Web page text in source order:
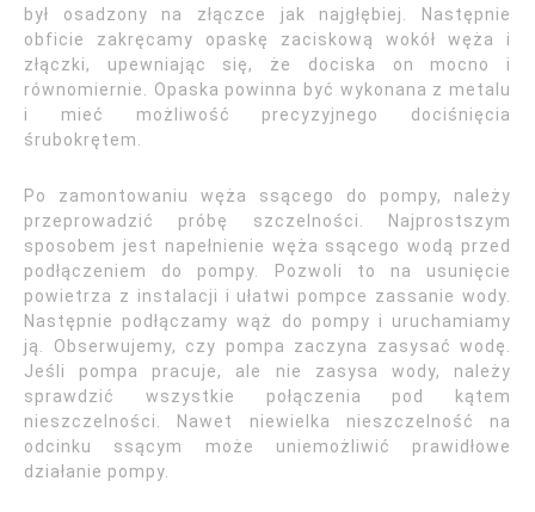
był osadzony na złączce jak najgłębiej. Następnie
obficie zakręcamy opaskę zaciskową wokół węża i
złączki, upewniając się, że dociska on mocno i
równomiernie. Opaska powinna być wykonana z metalu
i mieć możliwość precyzyjnego dociśnięcia
śrubokrętem.
Po zamontowaniu węża ssącego do pompy, należy
przeprowadzić próbę szczelności. Najprostszym
sposobem jest napełnienie węża ssącego wodą przed
podłączeniem do pompy. Pozwoli to na usunięcie
powietrza z instalacji i ułatwi pompce zassanie wody.
Następnie podłączamy wąż do pompy i uruchamiamy
ją. Obserwujemy, czy pompa zaczyna zasysać wodę.
Jeśli pompa pracuje, ale nie zasysa wody, należy
sprawdzić wszystkie połączenia pod kątem
nieszczelności. Nawet niewielka nieszczelność na
odcinku ssącym może uniemożliwić prawidłowe
działanie pompy.